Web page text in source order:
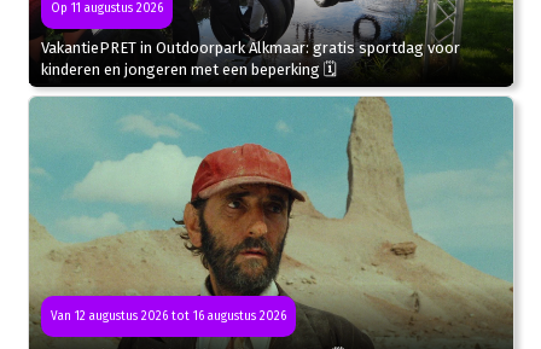
Op 11 augustus 2026
VakantiePRET in Outdoorpark Alkmaar: gratis sportdag voor
kinderen en jongeren met een beperking 🗓
Van 12 augustus 2026 tot 16 augustus 2026